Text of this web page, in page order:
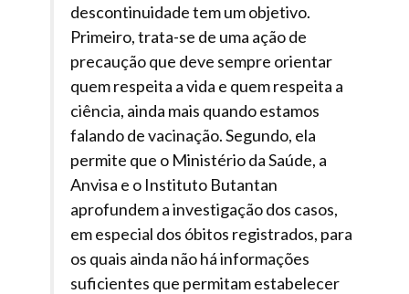
descontinuidade tem um objetivo.
Primeiro, trata-se de uma ação de
precaução que deve sempre orientar
quem respeita a vida e quem respeita a
ciência, ainda mais quando estamos
falando de vacinação. Segundo, ela
permite que o Ministério da Saúde, a
Anvisa e o Instituto Butantan
aprofundem a investigação dos casos,
em especial dos óbitos registrados, para
os quais ainda não há informações
suficientes que permitam estabelecer